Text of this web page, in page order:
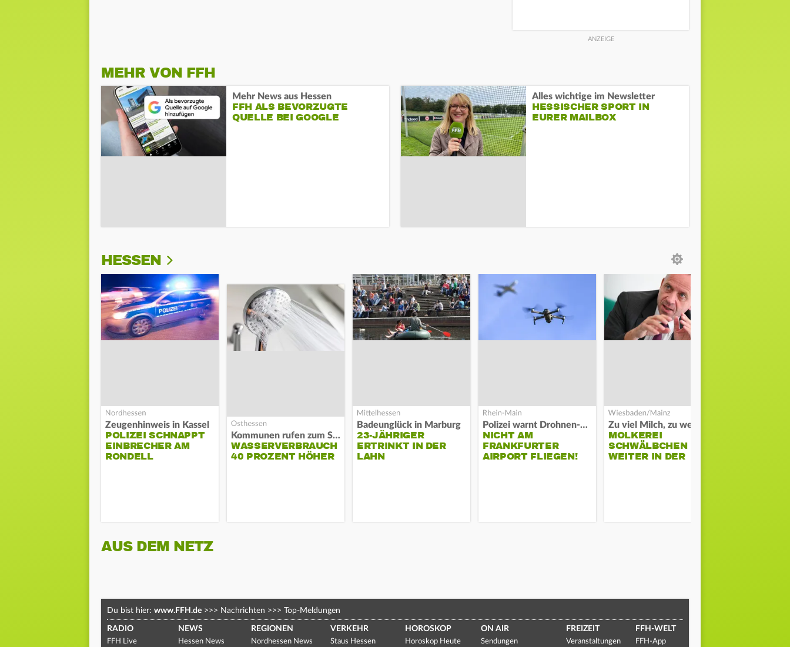
MEHR VON FFH
Mehr News aus Hessen
FFH ALS BEVORZUGTE
QUELLE BEI GOOGLE
Alles wichtige im Newsletter
HESSISCHER SPORT IN
EURER MAILBOX
HESSEN
Zeugenhinweis in Kassel
POLIZEI SCHNAPPT
EINBRECHER AM
RONDELL
Kommunen rufen zum Sparen auf
WASSERVERBRAUCH
40 PROZENT HÖHER
Badeunglück in Marburg
23-JÄHRIGER
ERTRINKT IN DER
LAHN
Polizei warnt Drohnen-Besitzer
NICHT AM
FRANKFURTER
AIRPORT FLIEGEN!
MOLKEREI
SCHWÄLBCHEN
WEITER IN DER
AUS DEM NETZ
Du bist hier: www.FFH.de >>> Nachrichten >>> Top-Meldungen
RADIO
FFH Live
NEWS
Hessen News
REGIONEN
Nordhessen News
VERKEHR
Staus Hessen
HOROSKOP
Horoskop Heute
ON AIR
Sendungen
FREIZEIT
Veranstaltungen
FFH-WELT
FFH-App